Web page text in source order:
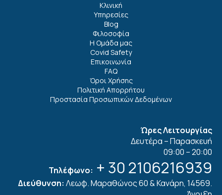
Κλινική
Υπηρεσίες
Blog
Φιλοσοφία
Η Ομάδα μας
Covid Safety
Επικοινωνία
FAQ
Όροι Χρήσης
Πολιτική Απορρήτου
Προστασία Προσωπικών Δεδομένων
Ώρες Λειτουργίας
Δευτέρα – Παρασκευή
09:00 – 20:00
Τηλέφωνο: + 30 2106216939
Διεύθυνση: Λεωφ. Μαραθώνος 60 & Κανάρη, 14569.